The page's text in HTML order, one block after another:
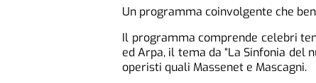
Un programma coinvolgente che
Il programma comprende celebri
ed Arpa, il tema da “La Sinfonia del
operisti quali Massenet e Mascagni.